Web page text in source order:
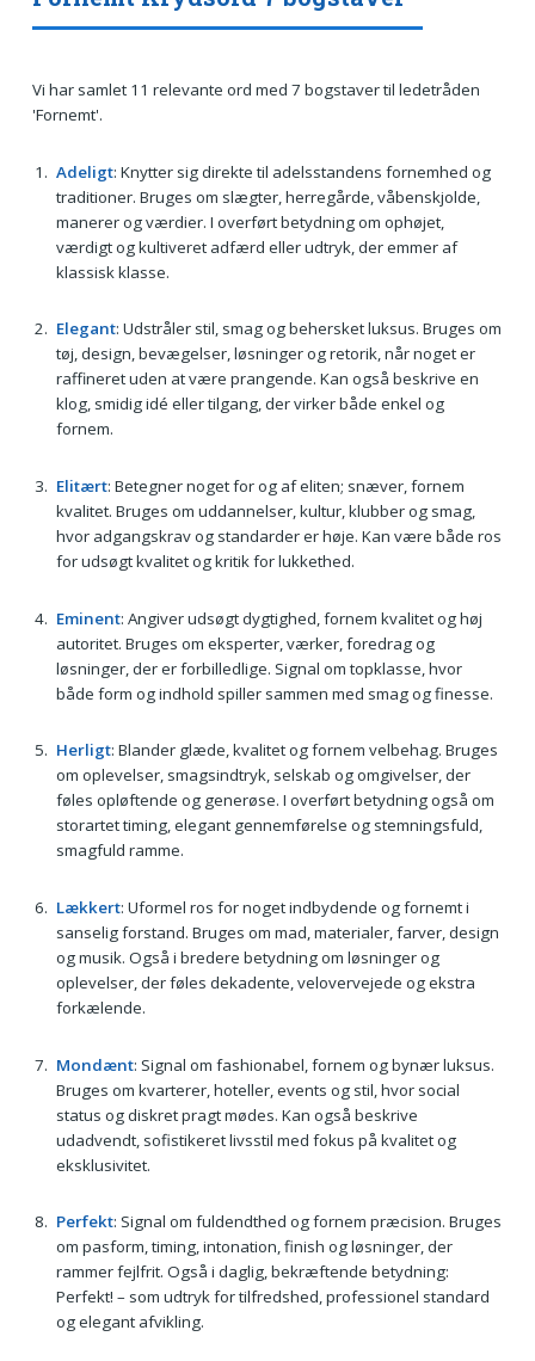
Vi har samlet 11 relevante ord med 7 bogstaver til ledetråden
'Fornemt'.
Adeligt: Knytter sig direkte til adelsstandens fornemhed og
traditioner. Bruges om slægter, herregårde, våbenskjolde,
manerer og værdier. I overført betydning om ophøjet,
værdigt og kultiveret adfærd eller udtryk, der emmer af
klassisk klasse.
Elegant: Udstråler stil, smag og behersket luksus. Bruges om
tøj, design, bevægelser, løsninger og retorik, når noget er
raffineret uden at være prangende. Kan også beskrive en
klog, smidig idé eller tilgang, der virker både enkel og
fornem.
Elitært: Betegner noget for og af eliten; snæver, fornem
kvalitet. Bruges om uddannelser, kultur, klubber og smag,
hvor adgangskrav og standarder er høje. Kan være både ros
for udsøgt kvalitet og kritik for lukkethed.
Eminent: Angiver udsøgt dygtighed, fornem kvalitet og høj
autoritet. Bruges om eksperter, værker, foredrag og
løsninger, der er forbilledlige. Signal om topklasse, hvor
både form og indhold spiller sammen med smag og finesse.
Herligt: Blander glæde, kvalitet og fornem velbehag. Bruges
om oplevelser, smagsindtryk, selskab og omgivelser, der
føles opløftende og generøse. I overført betydning også om
storartet timing, elegant gennemførelse og stemningsfuld,
smagfuld ramme.
Lækkert: Uformel ros for noget indbydende og fornemt i
sanselig forstand. Bruges om mad, materialer, farver, design
og musik. Også i bredere betydning om løsninger og
oplevelser, der føles dekadente, velovervejede og ekstra
forkælende.
Mondænt: Signal om fashionabel, fornem og bynær luksus.
Bruges om kvarterer, hoteller, events og stil, hvor social
status og diskret pragt mødes. Kan også beskrive
udadvendt, sofistikeret livsstil med fokus på kvalitet og
eksklusivitet.
Perfekt: Signal om fuldendthed og fornem præcision. Bruges
om pasform, timing, intonation, finish og løsninger, der
rammer fejlfrit. Også i daglig, bekræftende betydning:
Perfekt! – som udtryk for tilfredshed, professionel standard
og elegant afvikling.